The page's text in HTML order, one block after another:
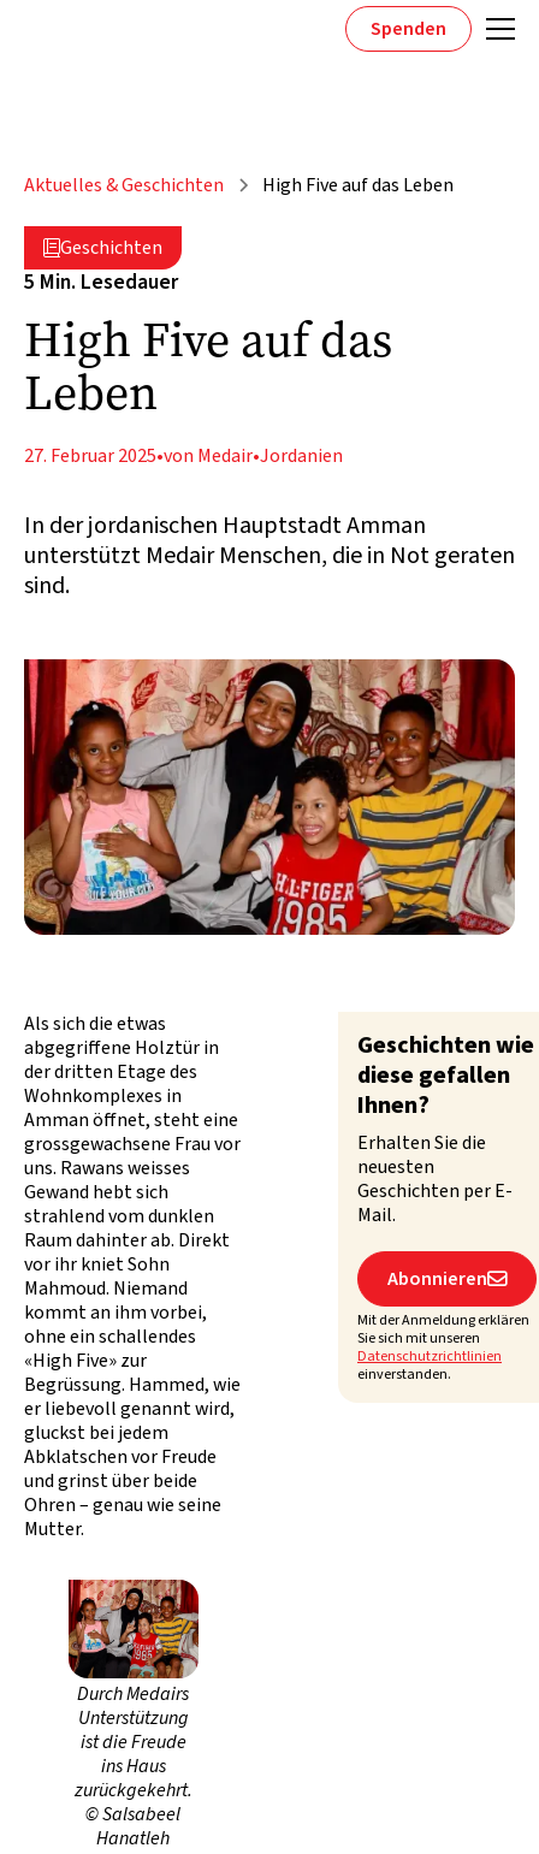
Spenden
Aktuelles & Geschichten High Five auf das Leben
Geschichten
5 Min. Lesedauer
High Five auf das
Leben
27. Februar 2025•von Medair•Jordanien
In der jordanischen Hauptstadt Amman
unterstützt Medair Menschen, die in Not geraten
sind.
Als sich die etwas
abgegriffene Holztür in
der dritten Etage des
Wohnkomplexes in
Amman öffnet, steht eine
grossgewachsene Frau vor
uns. Rawans weisses
Gewand hebt sich
strahlend vom dunklen
Raum dahinter ab. Direkt
vor ihr kniet Sohn
Mahmoud. Niemand
kommt an ihm vorbei,
ohne ein schallendes
«High Five» zur
Begrüssung. Hammed, wie
er liebevoll genannt wird,
gluckst bei jedem
Abklatschen vor Freude
und grinst über beide
Ohren – genau wie seine
Mutter.
Durch Medairs
Unterstützung
ist die Freude
ins Haus
zurückgekehrt.
© Salsabeel
Hanatleh
Geschichten wie
diese gefallen
Ihnen?
Erhalten Sie die
neuesten
Geschichten per E-
Mail.
Abonnieren
Mit der Anmeldung erklären
Sie sich mit unseren
Datenschutzrichtlinien
einverstanden.